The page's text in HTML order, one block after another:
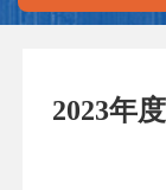
2023年